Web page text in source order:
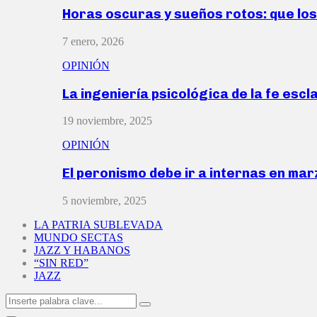
Horas oscuras y sueños rotos: que
7 enero, 2026
OPINIÓN
La ingeniería psicológica de la fe
19 noviembre, 2025
OPINIÓN
El peronismo debe ir a internas en
5 noviembre, 2025
LA PATRIA SUBLEVADA
MUNDO SECTAS
JAZZ Y HABANOS
“SIN RED”
JAZZ
Search
for:
Search